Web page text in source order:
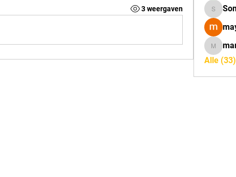
3 weergaven
Alle